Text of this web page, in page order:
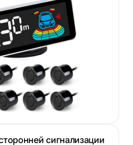
сигнализации